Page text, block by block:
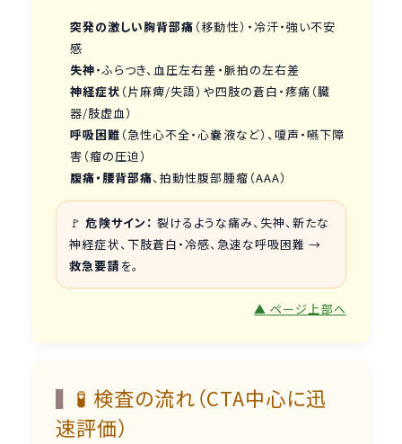
突発の激しい胸背部痛 （移動性）・冷汗・強い不安
感
失神・ふらつき、血圧左右差・脈拍の左右差
神経症状 （片麻痺/失語）や四肢の蒼白・疼痛（臓
器/肢虚血）
呼吸困難 （急性心不全・心嚢液など）、嗄声・嚥下障
害（瘤の圧迫）
腹痛・腰背部痛、拍動性腹部腫瘤（AAA）
🚩危険サイン： 裂けるような痛み、失神、新たな
神経症状、下肢蒼白・冷感、急速な呼吸困難 →
救急要請を。
▲ ページ上部へ
🧪 検査の流れ（CTA中心に迅
速評価）